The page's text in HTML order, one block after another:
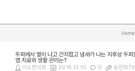
Home
두피에서 열이 나고 간지럽고 냄새가 나는 지루성 두
염 치료와 생활 관리는?
이소한의원 2018.12.10 0 송현희